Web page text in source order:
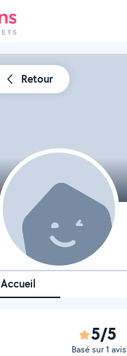
Retour
Accueil
5/5
Basé sur 1 avis